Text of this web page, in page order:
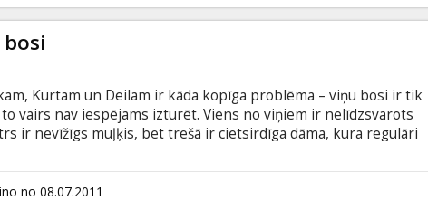
Kurtam un Deilam ir kāda kopīga problēma – viņu bosi ir tik
vairs nav iespējams izturēt. Viens no viņiem ir nelīdzsvarots
ir nevīžīgs muļķis, bet trešā ir cietsirdīga dāma, kura regulāri
palīdzības ar pārdrošu plānu – tikt vaļā no
uz visiem laikiem.
no 08.07.2011